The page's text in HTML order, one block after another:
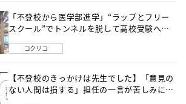
「不登校から医学部進学」“ラップとフリー
スクール”でトンネルを脱して高校受験へ
コクリコ
【不登校のきっかけは先生でした】「意見の
ない人間は損する」担任の一言が苦しみに…